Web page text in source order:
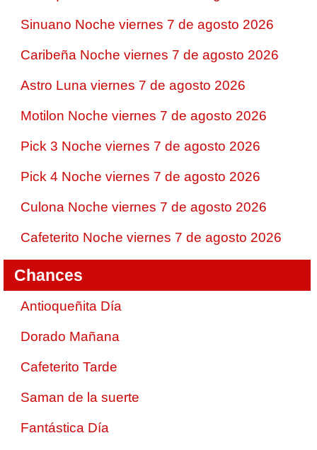
Sinuano Noche viernes 7 de agosto 2026
Caribeña Noche viernes 7 de agosto 2026
Astro Luna viernes 7 de agosto 2026
Motilon Noche viernes 7 de agosto 2026
Pick 3 Noche viernes 7 de agosto 2026
Pick 4 Noche viernes 7 de agosto 2026
Culona Noche viernes 7 de agosto 2026
Cafeterito Noche viernes 7 de agosto 2026
Chances
Antioqueñita Día
Dorado Mañana
Cafeterito Tarde
Saman de la suerte
Fantástica Día